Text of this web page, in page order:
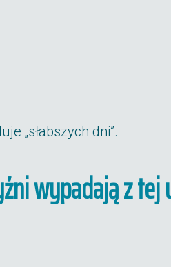
„słabszych dni”.
wypadają z tej